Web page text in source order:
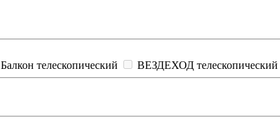
Балкон телескопический ВЕЗДЕХОД телескопический